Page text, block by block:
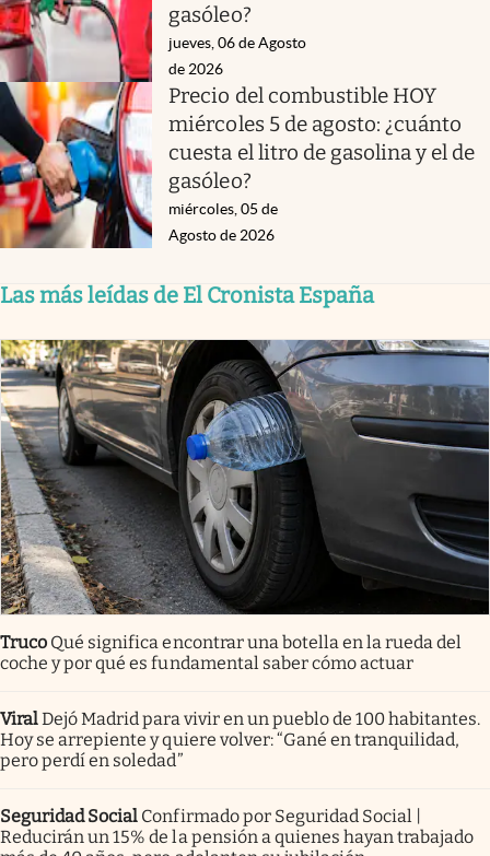
gasóleo?
jueves, 06 de Agosto
de 2026
Precio del combustible HOY
miércoles 5 de agosto: ¿cuánto
cuesta el litro de gasolina y el de
gasóleo?
miércoles, 05 de
Agosto de 2026
Las más leídas de El Cronista España
Truco Qué significa encontrar una botella en la rueda del
coche y por qué es fundamental saber cómo actuar
ViralDejó Madrid para vivir en un pueblo de 100 habitantes.
Hoy se arrepiente y quiere volver: “Gané en tranquilidad,
pero perdí en soledad”
Seguridad Social Confirmado por Seguridad Social |
Reducirán un 15% de la pensión a quienes hayan trabajado